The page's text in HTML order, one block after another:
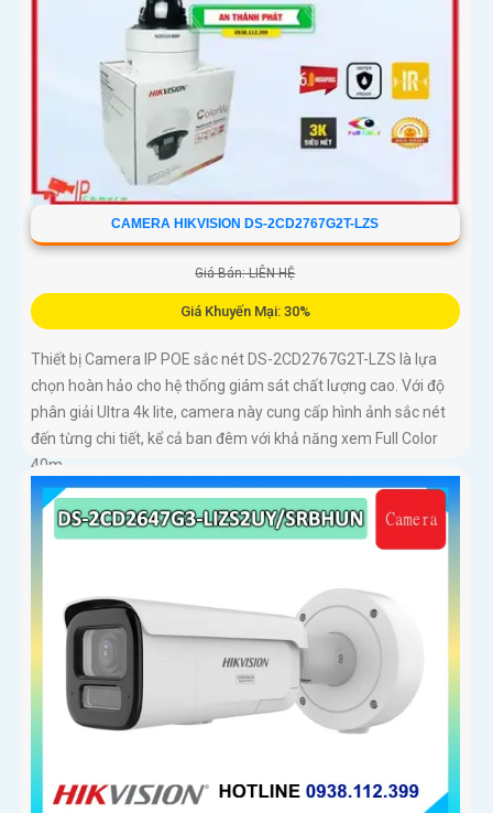
CAMERA HIKVISION DS-2CD2767G2T-LZS
Giá Bán: LIÊN HỆ
Giá Khuyến Mại: 30%
Thiết bị Camera IP POE sắc nét DS-2CD2767G2T-LZS là lựa
chọn hoàn hảo cho hệ thống giám sát chất lượng cao. Với độ
phân giải Ultra 4k lite, camera này cung cấp hình ảnh sắc nét
đến từng chi tiết, kể cả ban đêm với khả năng xem Full Color
40m